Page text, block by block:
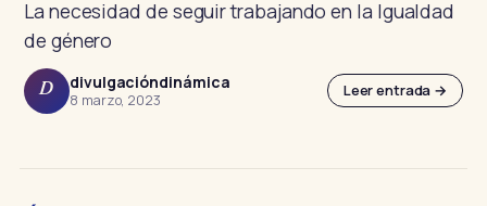
La necesidad de seguir trabajando en la Igualdad
de género
D divulgacióndinámica
8 marzo, 2023 Leer entrada →